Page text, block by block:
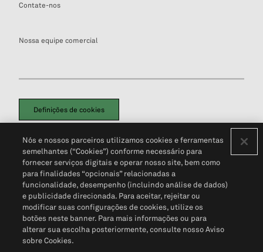
Contate-nos
Nossa equipe comercial
Definições de cookies
Política de PrivacidadePortal de privacidade do cliente (em inglês)
Não Venda Minhas Informações Pessoais© 2026 S&P Global
Nós e nossos parceiros utilizamos cookies e ferramentas
semelhantes (“Cookies”) conforme necessário para
fornecer serviços digitais e operar nosso site, bem como
para finalidades “opcionais” relacionadas a
funcionalidade, desempenho (incluindo análise de dados)
e publicidade direcionada. Para aceitar, rejeitar ou
modificar suas configurações de cookies, utilize os
botões neste banner. Para mais informações ou para
alterar sua escolha posteriormente, consulte nosso Aviso
sobre Cookies.